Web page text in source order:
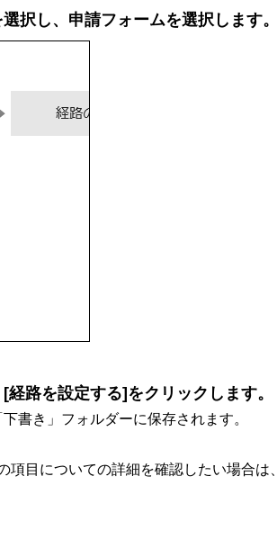
択し、申請フォームを選択します。
路を設定する]をクリックします。
書き」フォルダーに保存されます。
目についての詳細を確認したい場合は、